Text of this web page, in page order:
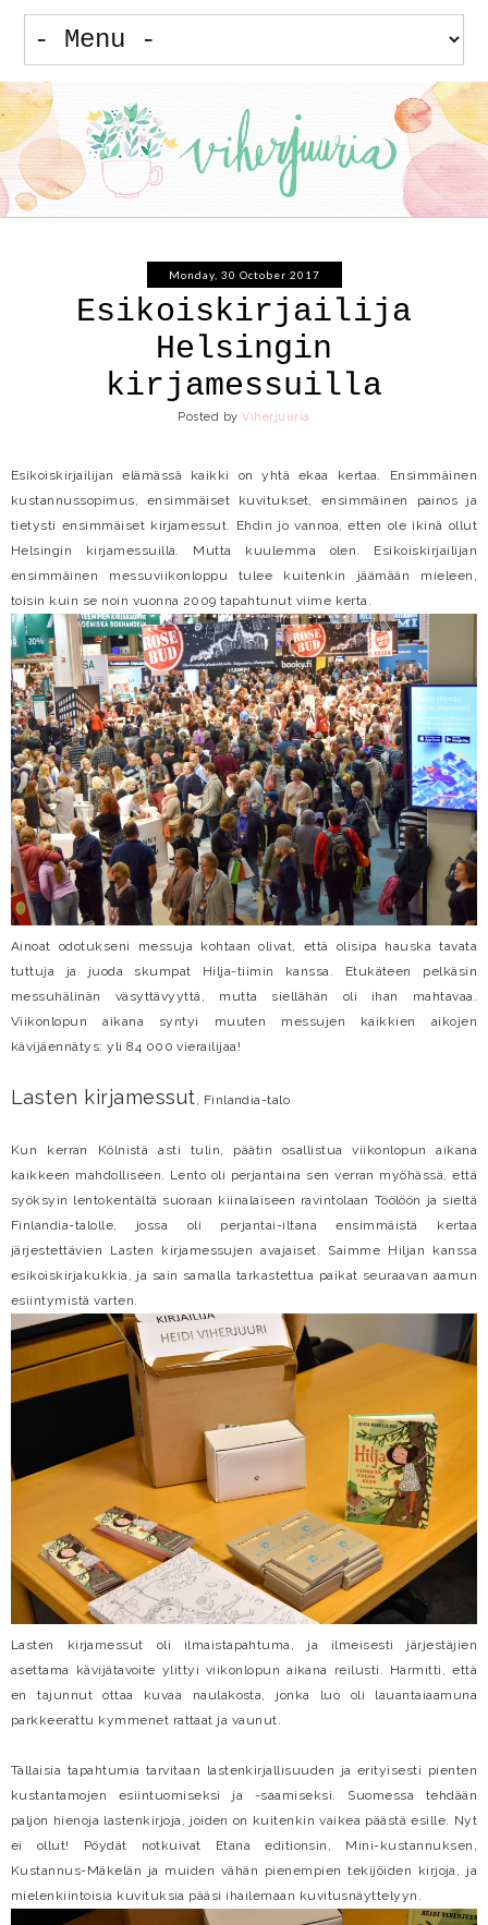
Monday, 30 October 2017
Esikoiskirjailija
Helsingin
kirjamessuilla
Posted byViherjuuria
Esikoiskirjailijan elämässä kaikki on yhtä ekaa kertaa. Ensimmäinen
kustannussopimus, ensimmäiset kuvitukset, ensimmäinen painos ja
tietysti ensimmäiset kirjamessut. Ehdin jo vannoa, etten ole ikinä ollut
Helsingin kirjamessuilla. Mutta kuulemma olen. Esikoiskirjailijan
ensimmäinen messuviikonloppu tulee kuitenkin jäämään mieleen,
toisin kuin se noin vuonna 2009 tapahtunut viime kerta.
Ainoat odotukseni messuja kohtaan olivat, että olisipa hauska tavata
tuttuja ja juoda skumpat Hilja-tiimin kanssa. Etukäteen pelkäsin
messuhälinän väsyttävyyttä, mutta siellähän oli ihan mahtavaa.
Viikonlopun aikana syntyi muuten messujen kaikkien aikojen
kävijäennätys: yli 84 000 vierailijaa!
Lasten kirjamessut , Finlandia-talo
Kun kerran Kölnistä asti tulin, päätin osallistua viikonlopun aikana
kaikkeen mahdolliseen. Lento oli perjantaina sen verran myöhässä, että
syöksyin lentokentältä suoraan kiinalaiseen ravintolaan Töölöön ja sieltä
Finlandia-talolle, jossa oli perjantai-iltana ensimmäistä kertaa
järjestettävien Lasten kirjamessujen avajaiset. Saimme Hiljan kanssa
esikoiskirjakukkia, ja sain samalla tarkastettua paikat seuraavan aamun
esiintymistä varten.
Lasten kirjamessut oli ilmaistapahtuma, ja ilmeisesti järjestäjien
asettama kävijätavoite ylittyi viikonlopun aikana reilusti. Harmitti, että
en tajunnut ottaa kuvaa naulakosta, jonka luo oli lauantaiaamuna
parkkeerattu kymmenet rattaat ja vaunut.
Tällaisia tapahtumia tarvitaan lastenkirjallisuuden ja erityisesti pienten
kustantamojen esiintuomiseksi ja -saamiseksi. Suomessa tehdään
paljon hienoja lastenkirjoja, joiden on kuitenkin vaikea päästä esille. Nyt
ei ollut! Pöydät notkuivat Etana editionsin, Mini-kustannuksen,
Kustannus-Mäkelän ja muiden vähän pienempien tekijöiden kirjoja, ja
mielenkiintoisia kuvituksia pääsi ihailemaan kuvitusnäyttelyyn.